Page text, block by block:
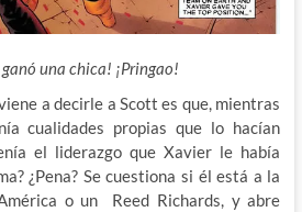
ganó una chica! ¡Pringao!
a decirle a Scott es que, mientras
cualidades propias que lo hacían
el liderazgo que Xavier le había
¿Pena? Se cuestiona si él está a la
o un Reed Richards, y abre